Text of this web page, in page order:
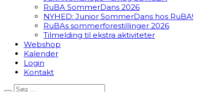
RuBA SommerDans 2026
NYHED: Junior SommerDans hos RuBA!
RuBAs sommerforestillinger 2026
Tilmelding til ekstra aktiviteter
Webshop
Kalender
Login
Kontakt